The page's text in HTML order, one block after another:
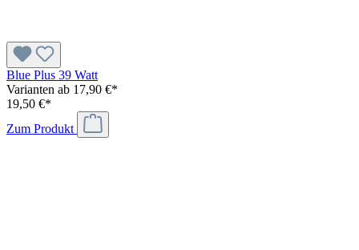
Blue Plus 39 Watt
Varianten ab 17,90 €*
19,50 €*
Zum Produkt